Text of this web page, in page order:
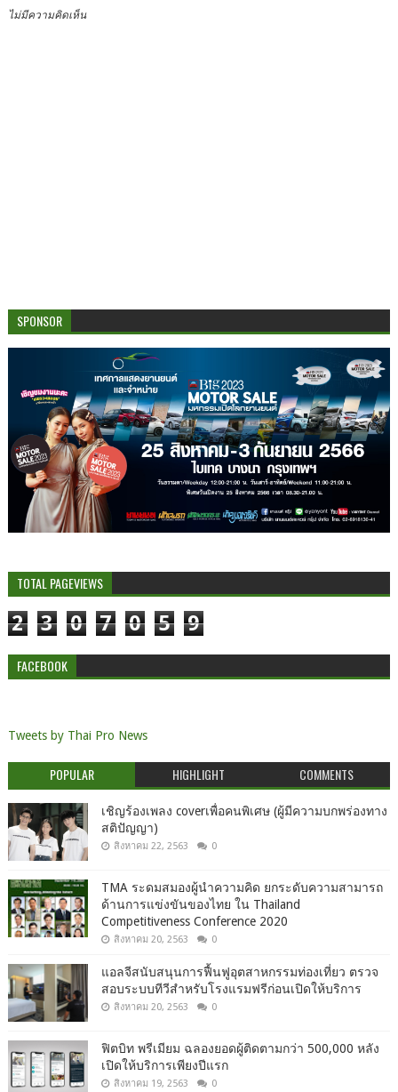
ไม่มีความคิดเห็น
SPONSOR
TOTAL PAGEVIEWS
2 3 0 7 0 5 9
FACEBOOK
Tweets by Thai Pro News
POPULAR HIGHLIGHT COMMENTS
เชิญร้องเพลง coverเพื่อคนพิเศษ (ผู้มีความบกพร่องทาง
สติปัญญา)
สิงหาคม 22, 2563 0
TMA ระดมสมองผู้นำความคิด ยกระดับความสามารถ
ด้านการแข่งขันของไทย ใน Thailand
Competitiveness Conference 2020
สิงหาคม 20, 2563 0
แอลจีสนับสนุนการฟื้นฟูอุตสาหกรรมท่องเที่ยว ตรวจ
สอบระบบทีวีสำหรับโรงแรมฟรีก่อนเปิดให้บริการ
สิงหาคม 20, 2563 0
ฟิตบิท พรีเมียม ฉลองยอดผู้ติดตามกว่า 500,000 หลัง
เปิดให้บริการเพียงปีแรก
สิงหาคม 19, 2563 0